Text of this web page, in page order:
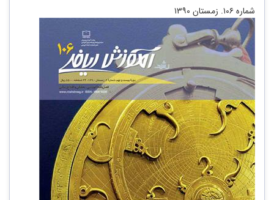
شماره‌ ۱۰۶. زمستان ۱۳۹۰